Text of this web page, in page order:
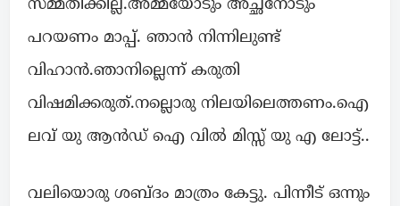
സമ്മതിക്കില്ല.അമ്മയോടും അച്ഛനോടും
പറയണം മാപ്പ്. ഞാൻ നിന്നിലുണ്ട്
വിഹാൻ.ഞാനില്ലെന്ന് കരുതി
വിഷമിക്കരുത്.നല്ലൊരു നിലയിലെത്തണം.ഐ
ലവ് യു ആൻഡ് ഐ വിൽ മിസ്സ്‌ യു എ ലോട്ട്..
വലിയൊരു ശബ്ദം മാത്രം കേട്ടു. പിന്നീട് ഒന്നും